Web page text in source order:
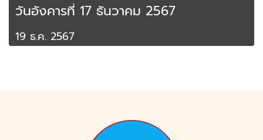
วันอังคารที่ 17 ธันวาคม 2567
19 ธ.ค. 2567